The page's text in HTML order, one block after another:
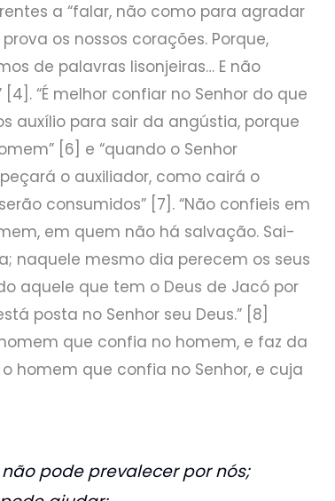
a “falar, não como para agradar
os nossos corações. Porque,
de palavras lisonjeiras… E não
“É melhor confiar no Senhor do que
auxílio para sair da angústia, porque
[6] e “quando o Senhor
o auxiliador, como cairá o
consumidos” [7]. “Não confieis em
em quem não há salvação. Sai-
naquele mesmo dia perecem os seus
aquele que tem o Deus de Jacó por
posta no Senhor seu Deus.” [8]
que confia no homem, e faz da
homem que confia no Senhor, e cuja
pode prevalecer por nós;